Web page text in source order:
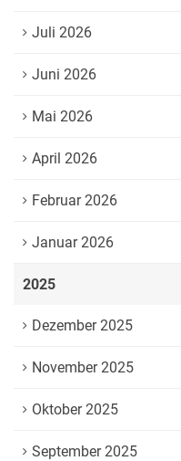
Juli 2026
Juni 2026
Mai 2026
April 2026
Februar 2026
Januar 2026
2025
Dezember 2025
November 2025
Oktober 2025
September 2025